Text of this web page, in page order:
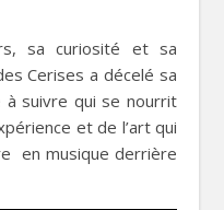
sa curiosité et sa
Cerises a décelé sa
à suivre qui se nourrit
et de l’art qui
en musique derrière